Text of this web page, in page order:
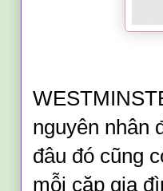
nguyên nhân
đâu đó cũng
mỗi cặp gia